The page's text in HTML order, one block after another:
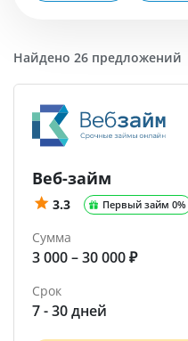
Найдено 26 предложений
Веб-займ
3.3 Первый займ 0%
Сумма
3 000 – 30 000 ₽
Срок
7 - 30 дней